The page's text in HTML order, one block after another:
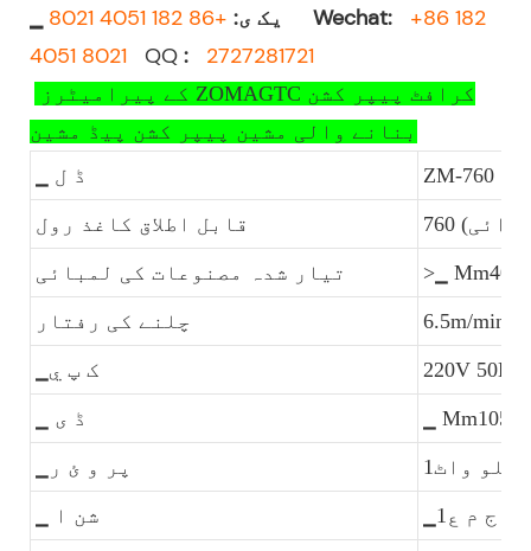
▁ یک ی: Wechat:
+86 182
4051 8021
QQ : 2727281721
بنانے والی مشین پیپر کشن پیڈ مشین
▁ ڈ ل
ZM-760
قابل اطلاق کاغذ رول
تیار شدہ مصنوعات کی لمبائی >▁ Mm400
چلنے کی رفتار 6.5m/min
▁ک پ ي 220V 50HZ
▁ ڈ ی ▁
▁پر و ئ ر کلو واٹ1
▁ شن ا ▁ج م ع1